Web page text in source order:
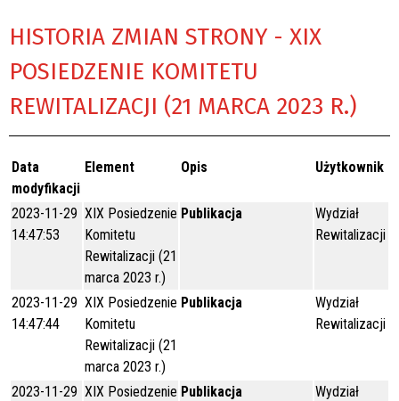
HISTORIA ZMIAN STRONY - XIX
POSIEDZENIE KOMITETU
REWITALIZACJI (21 MARCA 2023 R.)
Data
modyfikacji
Element Opis Użytkownik
2023-11-29
14:47:53
XIX Posiedzenie
Komitetu
Rewitalizacji (21
marca 2023 r.)
Publikacja
Wydział
Rewitalizacji
2023-11-29
14:47:44
XIX Posiedzenie
Komitetu
Rewitalizacji (21
marca 2023 r.)
Publikacja
Wydział
Rewitalizacji
2023-11-29 XIX Posiedzenie Publikacja
Wydział